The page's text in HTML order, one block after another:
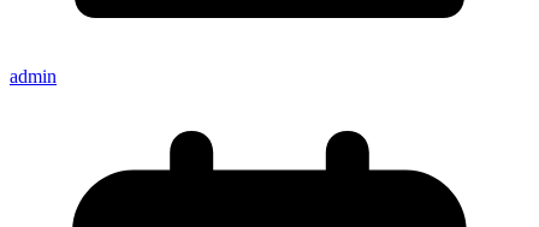
admin